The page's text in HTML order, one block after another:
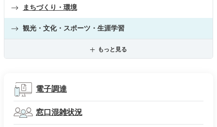
まちづくり・環境
観光・文化・スポーツ・生涯学習
もっと見る
電子調達
窓口混雑状況